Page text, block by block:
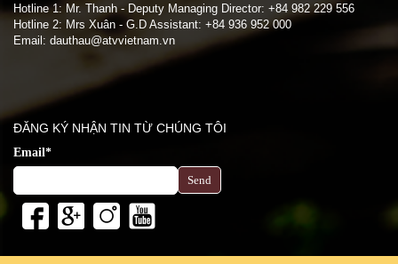
Hotline 1: Mr. Thanh - Deputy Managing Director: +84 982 229 556
Hotline 2: Mrs Xuân - G.D Assistant: +84 936 952 000
Email: dauthau@atvvietnam.vn
ĐĂNG KÝ NHẬN TIN TỪ CHÚNG TÔI
Email*